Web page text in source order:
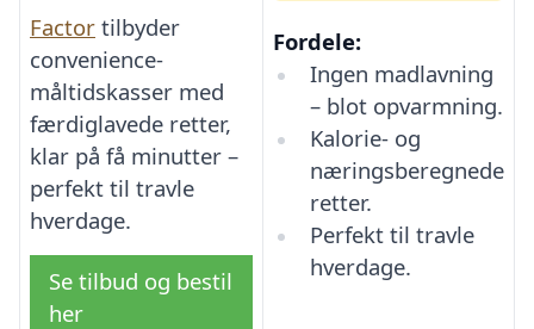
Factor tilbyder
convenience-
måltidskasser med
færdiglavede retter,
klar på få minutter –
perfekt til travle
hverdage.
Se tilbud og bestil
her
Fordele:
Ingen madlavning
– blot opvarmning.
Kalorie- og
næringsberegnede
retter.
Perfekt til travle
hverdage.